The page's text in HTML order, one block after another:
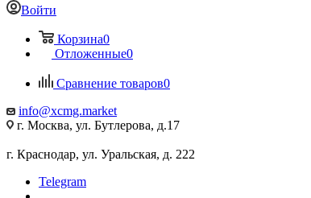
Войти
Корзина0
Отложенные0
Сравнение товаров0
info@xcmg.market
г. Москва, ул. Бутлерова, д.17
г. Краснодар, ул. Уральская, д. 222
Telegram